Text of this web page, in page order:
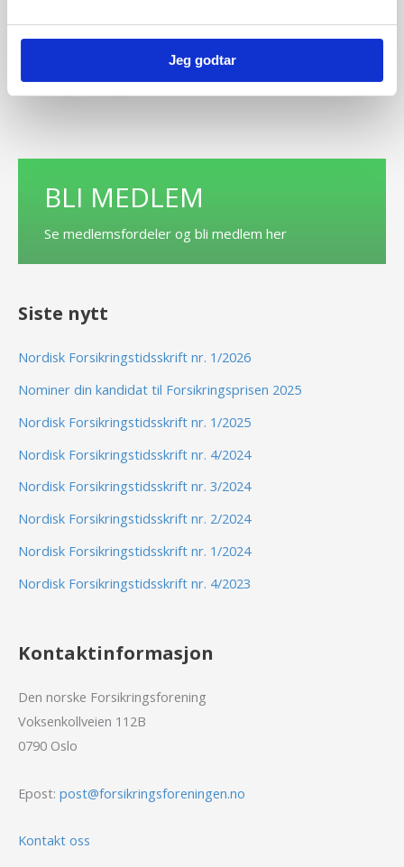
Jeg godtar
←Forrige Innlegg Neste Innlegg→
BLI MEDLEM
Se medlemsfordeler og bli medlem her
Siste nytt
Nordisk Forsikringstidsskrift nr. 1/2026
Nominer din kandidat til Forsikringsprisen 2025
Nordisk Forsikringstidsskrift nr. 1/2025
Nordisk Forsikringstidsskrift nr. 4/2024
Nordisk Forsikringstidsskrift nr. 3/2024
Nordisk Forsikringstidsskrift nr. 2/2024
Nordisk Forsikringstidsskrift nr. 1/2024
Nordisk Forsikringstidsskrift nr. 4/2023
Kontaktinformasjon
Den norske Forsikringsforening
Voksenkollveien 112B
0790 Oslo
Epost: post@forsikringsforeningen.no
Kontakt oss